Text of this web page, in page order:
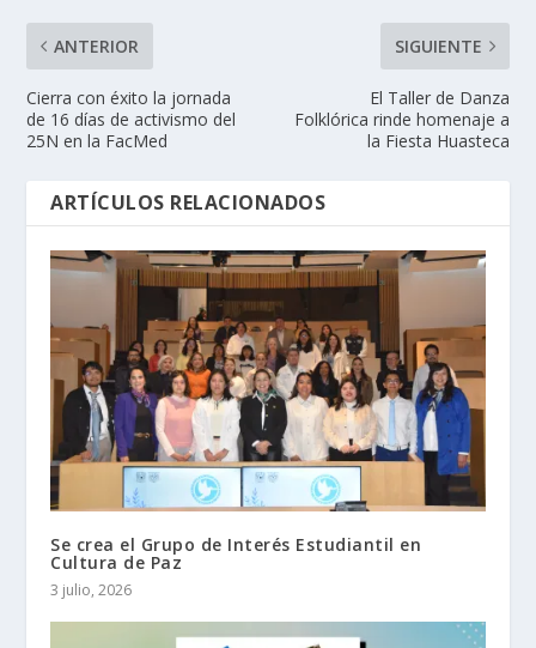
ANTERIOR
Cierra con éxito la jornada
de 16 días de activismo del
25N en la FacMed
SIGUIENTE
El Taller de Danza
Folklórica rinde homenaje a
la Fiesta Huasteca
ARTÍCULOS RELACIONADOS
Se crea el Grupo de Interés Estudiantil en
Cultura de Paz
3 julio, 2026